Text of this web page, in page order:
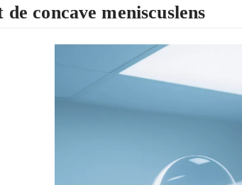
concave meniscuslens